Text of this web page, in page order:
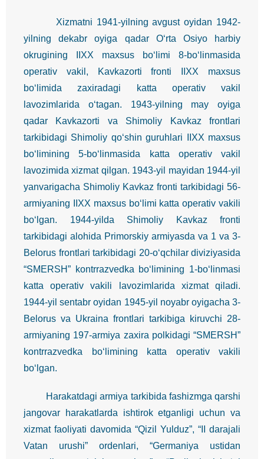
Xizmatni 1941-yilning avgust oyidan 1942-
yilning dekabr oyiga qadar O‘rta Osiyo harbiy
okrugining IIXX maxsus bo‘limi 8-bo‘linmasida
operativ vakil, Kavkazorti fronti IIXX maxsus
bo‘limida zaxiradagi katta operativ vakil
lavozimlarida o‘tagan. 1943-yilning may oyiga
qadar Kavkazorti va Shimoliy Kavkaz frontlari
tarkibidagi Shimoliy qo‘shin guruhlari IIXX maxsus
bo‘limining 5-bo‘linmasida katta operativ vakil
lavozimida xizmat qilgan. 1943-yil mayidan 1944-yil
yanvarigacha Shimoliy Kavkaz fronti tarkibidagi 56-
armiyaning IIXX maxsus bo‘limi katta operativ vakili
bo‘lgan. 1944-yilda Shimoliy Kavkaz fronti
tarkibidagi alohida Primorskiy armiyasda va 1 va 3-
Belorus frontlari tarkibidagi 20-o‘qchilar diviziyasida
“SMERSH” kontrrazvedka bo‘limining 1-bo‘linmasi
katta operativ vakili lavozimlarida xizmat qiladi.
1944-yil sentabr oyidan 1945-yil noyabr oyigacha 3-
Belorus va Ukraina frontlari tarkibiga kiruvchi 28-
armiyaning 197-armiya zaxira polkidagi “SMERSH”
kontrrazvedka bo‘limining katta operativ vakili
bo‘lgan.
Harakatdagi armiya tarkibida fashizmga qarshi
jangovar harakatlarda ishtirok etganligi uchun va
xizmat faoliyati davomida “Qizil Yulduz”, “II darajali
Vatan urushi” ordenlari, “Germaniya ustidan